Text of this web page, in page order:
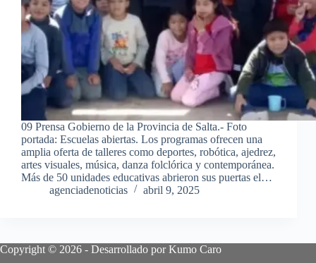
09 Prensa Gobierno de la Provincia de Salta.- Foto
portada: Escuelas abiertas. Los programas ofrecen una
amplia oferta de talleres como deportes, robótica, ajedrez,
artes visuales, música, danza folclórica y contemporánea.
Más de 50 unidades educativas abrieron sus puertas el…
agenciadenoticias
abril 9, 2025
Copyright © 2026 - Desarrollado por Kumo Caro